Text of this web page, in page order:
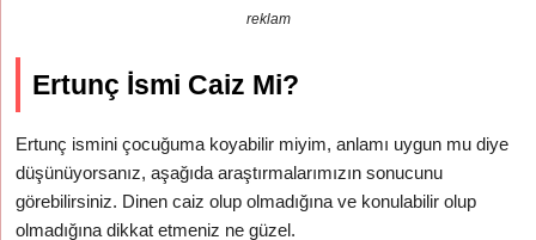
reklam
Ertunç İsmi Caiz Mi?
Ertunç ismini çocuğuma koyabilir miyim, anlamı uygun mu diye
düşünüyorsanız, aşağıda araştırmalarımızın sonucunu
görebilirsiniz. Dinen caiz olup olmadığına ve konulabilir olup
olmadığına dikkat etmeniz ne güzel.